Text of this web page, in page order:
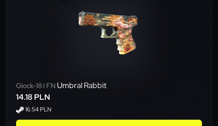
Glock-18 l FN Umbral Rabbit
14.18 PLN
16.54 PLN